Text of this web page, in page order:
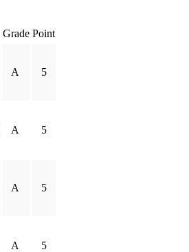
Grade Point
A 5
A 5
A 5
A 5